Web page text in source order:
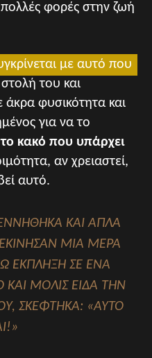
φορές στην ζωή
με αυτό που
στολή του και
φυσικότητα και
για να το
το κακό που υπάρχει
αν χρειαστεί,
αυτό.
ΚΑΙ ΑΠΛΑ
ΜΙΑ ΜΕΡΑ
ΕΚΠΛΗΞΗ ΣΕ ΕΝΑ
ΜΟΛΙΣ ΕΙΔΑ ΤΗΝ
ΣΚΕΦΤΗΚΑ: «ΑΥΤΟ